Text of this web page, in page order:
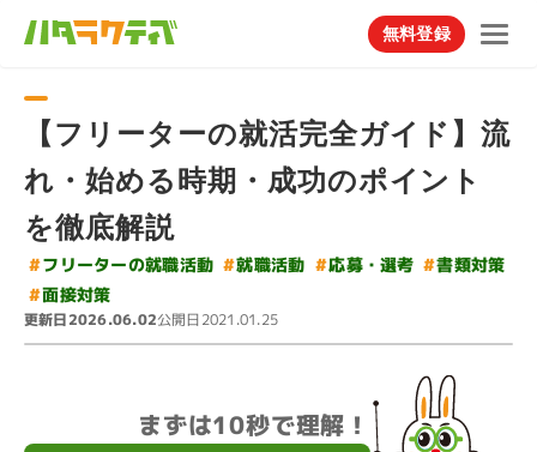
無料登録
【フリーターの就活完全ガイド】流
れ・始める時期・成功のポイント
を徹底解説
#フリーターの就職活動 #就職活動 #応募・選考 #書類対策
#面接対策
更新日2026.06.02公開日2021.01.25
まずは10秒で理解！